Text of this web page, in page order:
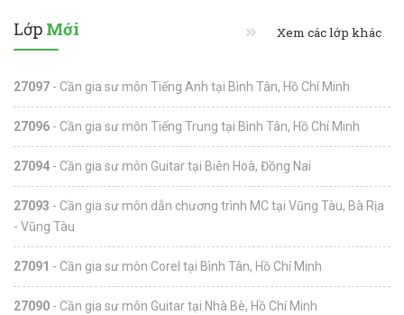
Lớp Mới Xem các lớp khác
27097 - Cần gia sư môn Tiếng Anh tại Bình Tân, Hồ Chí Minh
27096 - Cần gia sư môn Tiếng Trung tại Bình Tân, Hồ Chí Minh
27094 - Cần gia sư môn Guitar tại Biên Hoà, Đồng Nai
27093 - Cần gia sư môn dẫn chương trình MC tại Vũng Tàu, Bà Rịa
- Vũng Tàu
27091 - Cần gia sư môn Corel tại Bình Tân, Hồ Chí Minh
27090 - Cần gia sư môn Guitar tại Nhà Bè, Hồ Chí Minh